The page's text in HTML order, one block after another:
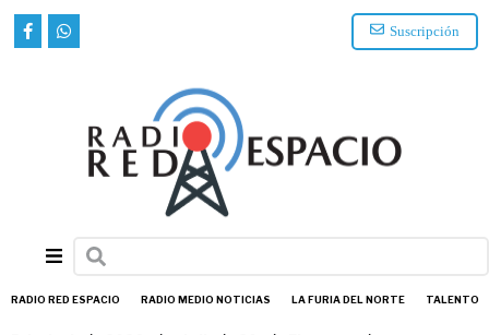
Suscripción
RADIO RED ESPACIO RADIO MEDIO NOTICIAS LA FURIA DEL NORTE TALENTO